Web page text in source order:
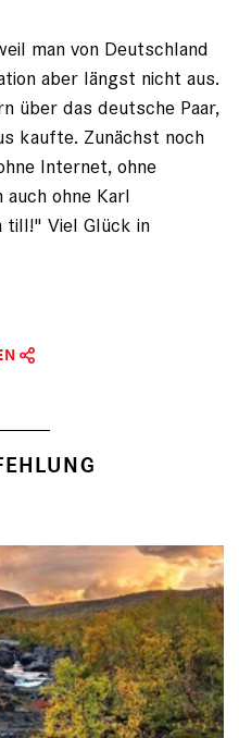
man von Deutschland
aber längst nicht aus.
über das deutsche Paar,
­kaufte. Zunächst noch
Internet, ohne
ohne Karl
till!" Viel Glück in